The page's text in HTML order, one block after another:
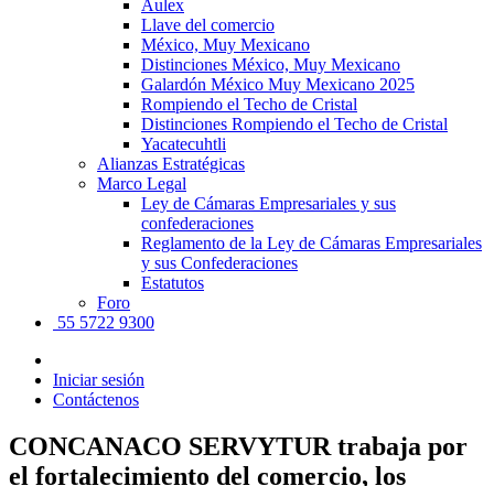
Aulex
Llave del comercio
México, Muy Mexicano
Distinciones México, Muy Mexicano
Galardón México Muy Mexicano 2025
Rompiendo el Techo de Cristal
Distinciones Rompiendo el Techo de Cristal
Yacatecuhtli
Alianzas Estratégicas
Marco Legal
Ley de Cámaras Empresariales y sus
confederaciones
Reglamento de la Ley de Cámaras Empresariales
y sus Confederaciones
Estatutos
Foro
55 5722 9300
Iniciar sesión
Contáctenos
CONCANACO SERVYTUR trabaja por
el fortalecimiento del comercio, los